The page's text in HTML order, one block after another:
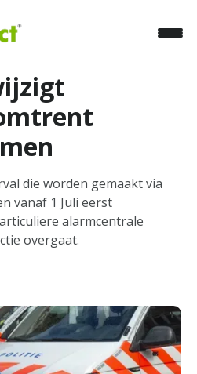
die worden gemaakt via
vanaf 1 Juli eerst
alarmcentrale
overgaat.